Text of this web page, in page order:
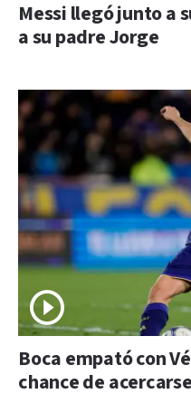
Messi llegó junto a
a su padre Jorge
Boca empató con
chance de